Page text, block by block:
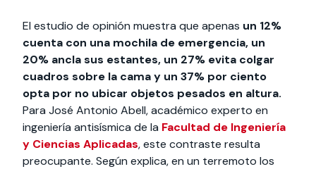
El estudio de opinión muestra que apenas un 12%
cuenta con una mochila de emergencia, un
20% ancla sus estantes, un 27% evita colgar
cuadros sobre la cama y un 37% por ciento
opta por no ubicar objetos pesados en altura.
Para José Antonio Abell, académico experto en
ingeniería antisísmica de la Facultad de Ingeniería
y Ciencias Aplicadas, este contraste resulta
preocupante. Según explica, en un terremoto los